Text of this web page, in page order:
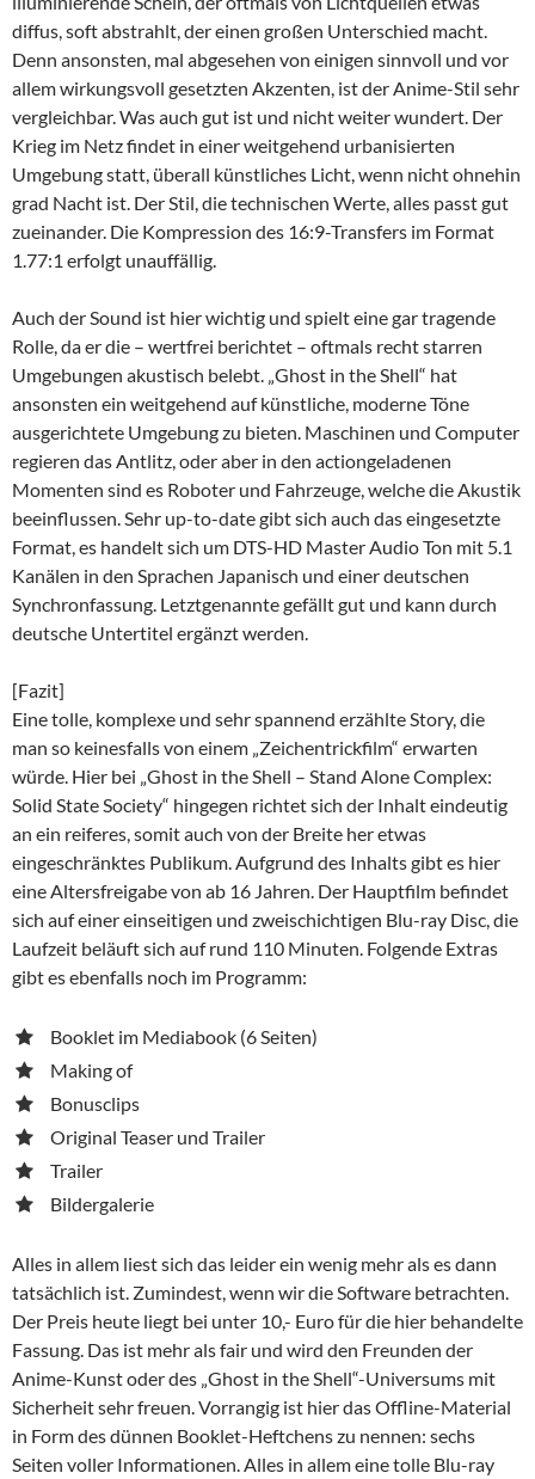
diffus, soft abstrahlt, der einen großen Unterschied macht.
Denn ansonsten, mal abgesehen von einigen sinnvoll und vor
allem wirkungsvoll gesetzten Akzenten, ist der Anime-Stil sehr
vergleichbar. Was auch gut ist und nicht weiter wundert. Der
Krieg im Netz findet in einer weitgehend urbanisierten
Umgebung statt, überall künstliches Licht, wenn nicht ohnehin
grad Nacht ist. Der Stil, die technischen Werte, alles passt gut
zueinander. Die Kompression des 16:9-Transfers im Format
1.77:1 erfolgt unauffällig.
Auch der Sound ist hier wichtig und spielt eine gar tragende
Rolle, da er die – wertfrei berichtet – oftmals recht starren
Umgebungen akustisch belebt. „Ghost in the Shell“ hat
ansonsten ein weitgehend auf künstliche, moderne Töne
ausgerichtete Umgebung zu bieten. Maschinen und Computer
regieren das Antlitz, oder aber in den actiongeladenen
Momenten sind es Roboter und Fahrzeuge, welche die Akustik
beeinflussen. Sehr up-to-date gibt sich auch das eingesetzte
Format, es handelt sich um DTS-HD Master Audio Ton mit 5.1
Kanälen in den Sprachen Japanisch und einer deutschen
Synchronfassung. Letztgenannte gefällt gut und kann durch
deutsche Untertitel ergänzt werden.
[Fazit]
Eine tolle, komplexe und sehr spannend erzählte Story, die
man so keinesfalls von einem „Zeichentrickfilm“ erwarten
würde. Hier bei „Ghost in the Shell – Stand Alone Complex:
Solid State Society“ hingegen richtet sich der Inhalt eindeutig
an ein reiferes, somit auch von der Breite her etwas
eingeschränktes Publikum. Aufgrund des Inhalts gibt es hier
eine Altersfreigabe von ab 16 Jahren. Der Hauptfilm befindet
sich auf einer einseitigen und zweischichtigen Blu-ray Disc, die
Laufzeit beläuft sich auf rund 110 Minuten. Folgende Extras
gibt es ebenfalls noch im Programm:
Booklet im Mediabook (6 Seiten)
Making of
Bonusclips
Original Teaser und Trailer
Trailer
Bildergalerie
Alles in allem liest sich das leider ein wenig mehr als es dann
tatsächlich ist. Zumindest, wenn wir die Software betrachten.
Der Preis heute liegt bei unter 10,- Euro für die hier behandelte
Fassung. Das ist mehr als fair und wird den Freunden der
Anime-Kunst oder des „Ghost in the Shell“-Universums mit
Sicherheit sehr freuen. Vorrangig ist hier das Offline-Material
in Form des dünnen Booklet-Heftchens zu nennen: sechs
Seiten voller Informationen. Alles in allem eine tolle Blu-ray